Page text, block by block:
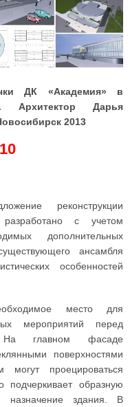
ДК «Академия» в
Архитектор Дарья
2013
10
реконструкции
с учетом
дополнительных
ансамбля
особенностей
место для
мероприятий перед
главном фасаде
поверхностями
могут проецироваться
подчеркивает образную
назначение здания. В